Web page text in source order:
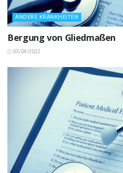
ANDERE KRANKHEITEN
Bergung von Gliedmaßen
03/04/2022